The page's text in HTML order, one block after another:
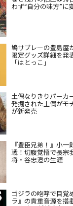
わず“自分の味方”に
鳩サブレーの豊島屋
限定グッズ詳細を発
「はとっこ」
土偶なりきりパーカ
発掘された土偶がモ
が新発売
『豊臣兄弟！』小
戦！切腹覚悟で長宗
将・谷忠澄の生涯
ゴジラの咆哮で目覚
ラ』の貴重音源を搭